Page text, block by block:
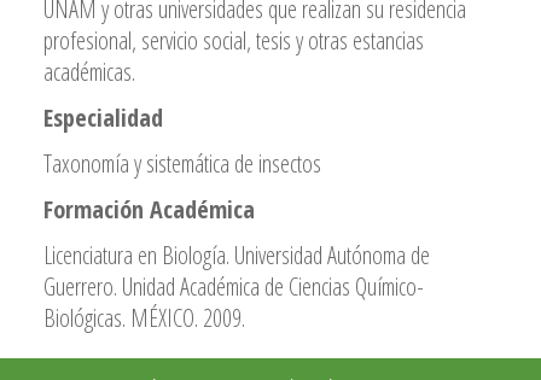
UNAM y otras universidades que realizan su residencia
profesional, servicio social, tesis y otras estancias
académicas.
Especialidad
Taxonomía y sistemática de insectos
Formación Académica
Licenciatura en Biología. Universidad Autónoma de
Guerrero. Unidad Académica de Ciencias Químico-
Biológicas. MÉXICO. 2009.